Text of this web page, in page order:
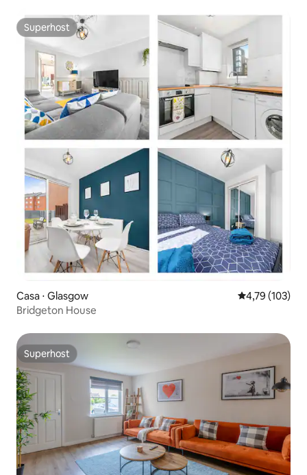
Superhost
Superhost
Casa ⋅ Glasgow 4,79 de uma
4,79 (103)
Bridgeton House
Superhost
Superhost